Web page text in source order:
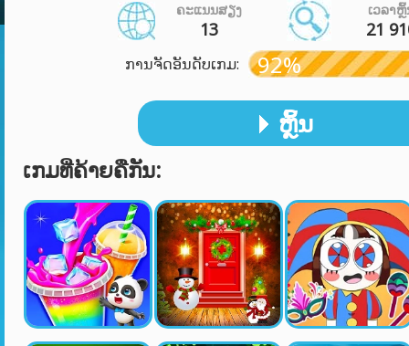
ຄະແນນສຽງ
13
ເວລາ
21
ການຈັດອັນດັບເກມ: 92%
ຫຼິ້ນ
ເກມທີ່ຄ້າຍຄືກັນ: